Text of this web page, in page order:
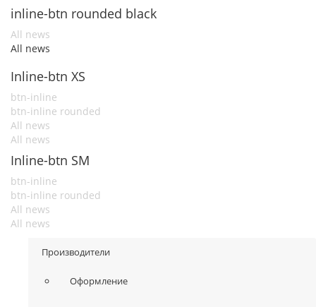
inline-btn rounded black
All news
All news
Inline-btn XS
btn-inline
btn-inline rounded
All news
All news
Inline-btn SM
btn-inline
btn-inline rounded
All news
All news
Производители
Оформление